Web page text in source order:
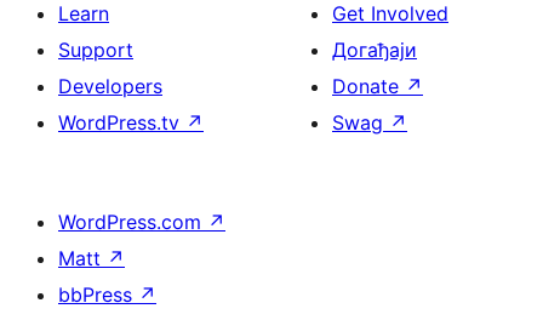
Learn
Support
Developers
WordPress.tv ↗
Get Involved
Догађаји
Donate ↗
Swag ↗
WordPress.com ↗
Matt ↗
bbPress ↗